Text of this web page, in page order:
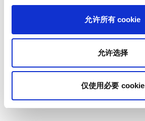
允许所有 cookie
允许选择
仅使用必要 cookie